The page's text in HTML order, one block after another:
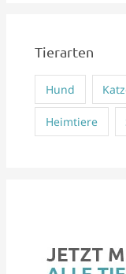
Tierarten
Hund
Heimtiere